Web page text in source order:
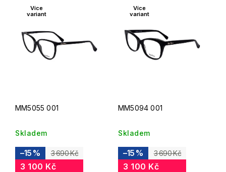
Nejdražší
Abecedně
Více
variant
MM5055 001
Skladem
3 690 Kč
–15 %
3 100 Kč
Více
variant
MM5094 001
Skladem
3 690 Kč
–15 %
3 100 Kč